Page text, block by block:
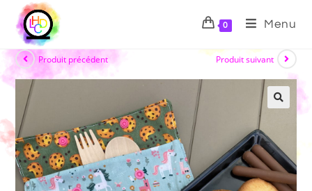
0 Menu
Produit précédent Produit suivant